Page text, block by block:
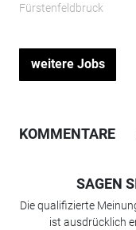
Fürstenfeldbruck
weitere Jobs
KOMMENTARE
SAGEN
Die qualifizierte
ist ausdrücklich